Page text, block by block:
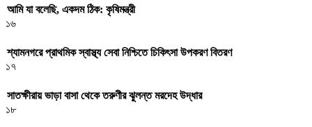
আমি যা বলেছি, একদম ঠিক: কৃষিমন্ত্রী
১৬
শ্যামনগরে প্রাথমিক স্বাস্থ্য সেবা নিশ্চিতে চিকিৎসা উপকরণ বিতরণ
১৭
সাতক্ষীরায় ভাড়া বাসা থেকে তরুণীর ঝুলন্ত মরদেহ উদ্ধার
১৮